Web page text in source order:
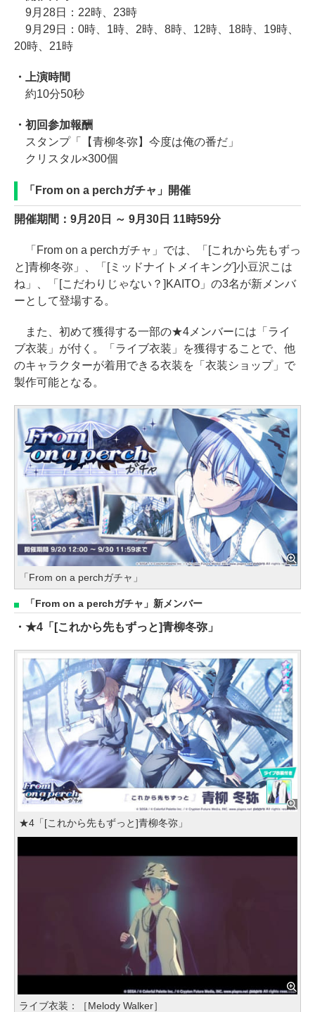
9月28日：22時、23時
9月29日：0時、1時、2時、8時、12時、18時、19時、
20時、21時
・上演時間
約10分50秒
・初回参加報酬
スタンプ「【青柳冬弥】今度は俺の番だ」
クリスタル×300個
「From on a perchガチャ」開催
開催期間：9月20日 ～ 9月30日 11時59分
「From on a perchガチャ」では、「[これから先もずっ
と]青柳冬弥」、「[ミッドナイトメイキング]小豆沢こは
ね」、「[こだわりじゃない？]KAITO」の3名が新メンバ
ーとして登場する。
また、初めて獲得する一部の★4メンバーには「ライ
ブ衣装」が付く。「ライブ衣装」を獲得することで、他
のキャラクターが着用できる衣装を「衣装ショップ」で
製作可能となる。
「From on a perchガチャ」
「From on a perchガチャ」新メンバー
・★4「[これから先もずっと]青柳冬弥」
★4「[これから先もずっと]青柳冬弥」
ライブ衣装：［Melody Walker］